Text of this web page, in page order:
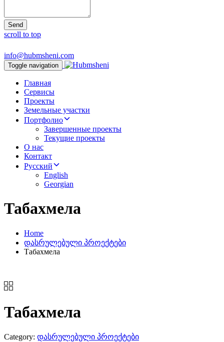
Send
scroll to top
info@hubmsheni.com
Toggle navigation
Главная
Сервисы
Проекты
Земельные участки
Портфолио
Завершенные проекты
Текущие проекты
О нас
Контакт
Русский
English
Georgian
Табахмела
Home
დასრულებული პროექტები
Табахмела
Табахмела
Category: დასრულებული პროექტები